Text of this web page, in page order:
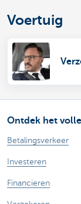
Voertuig
Ontdek het
Betalingsverkeer
Investeren
Financieren